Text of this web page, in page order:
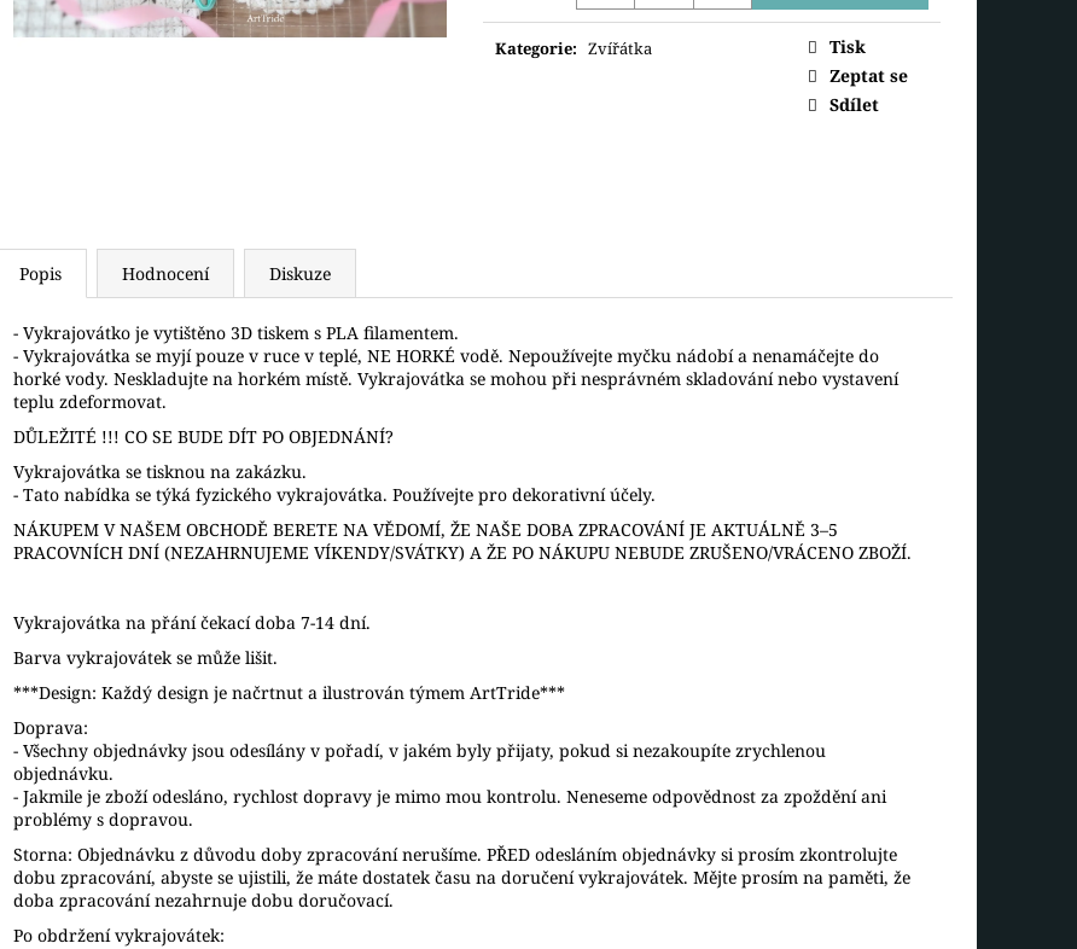
cena:
Kategorie: Zvířátka
Tisk
Zeptat se
Sdílet
Popis Hodnocení Diskuze
- Vykrajovátko je vytištěno 3D tiskem s PLA filamentem.
- Vykrajovátka se myjí pouze v ruce v teplé, NE HORKÉ vodě. Nepoužívejte myčku nádobí a nenamáčejte do
horké vody. Neskladujte na horkém místě. Vykrajovátka se mohou při nesprávném skladování nebo vystavení
teplu zdeformovat.
DŮLEŽITÉ !!! CO SE BUDE DÍT PO OBJEDNÁNÍ?
Vykrajovátka se tisknou na zakázku.
- Tato nabídka se týká fyzického vykrajovátka. Používejte pro dekorativní účely.
NÁKUPEM V NAŠEM OBCHODĚ BERETE NA VĚDOMÍ, ŽE NAŠE DOBA ZPRACOVÁNÍ JE AKTUÁLNĚ 3–5
PRACOVNÍCH DNÍ (NEZAHRNUJEME VÍKENDY/SVÁTKY) A ŽE PO NÁKUPU NEBUDE ZRUŠENO/VRÁCENO ZBOŽÍ.
Vykrajovátka na přání čekací doba 7-14 dní.
Barva vykrajovátek se může lišit.
***Design: Každý design je načrtnut a ilustrován týmem ArtTride***
Doprava:
- Všechny objednávky jsou odesílány v pořadí, v jakém byly přijaty, pokud si nezakoupíte zrychlenou
objednávku.
- Jakmile je zboží odesláno, rychlost dopravy je mimo mou kontrolu. Neneseme odpovědnost za zpoždění ani
problémy s dopravou.
Storna: Objednávku z důvodu doby zpracování nerušíme. PŘED odesláním objednávky si prosím zkontrolujte
dobu zpracování, abyste se ujistili, že máte dostatek času na doručení vykrajovátek. Mějte prosím na paměti, že
doba zpracování nezahrnuje dobu doručovací.
Po obdržení vykrajovátek:
VYKRAJOVÁTKO SNĚHULÁK S ČEPICÍ
71 Kč
VYKRAJOVÁTKO MEDVÍDEK
89 Kč